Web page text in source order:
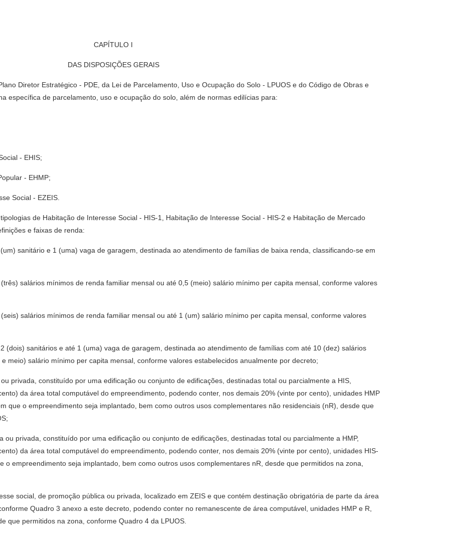
CAPÍTULO I
DAS DISPOSIÇÕES GERAIS
Diretor Estratégico - PDE, da Lei de Parcelamento, Uso e Ocupação do Solo - LPUOS e do Código de Obras e
específica de parcelamento, uso e ocupação do solo, além de normas edilícias para:
- EHIS;
- EHMP;
Social - EZEIS.
de Habitação de Interesse Social - HIS-1, Habitação de Interesse Social - HIS-2 e Habitação de Mercado
e faixas de renda:
sanitário e 1 (uma) vaga de garagem, destinada ao atendimento de famílias de baixa renda, classificando-se em
salários mínimos de renda familiar mensal ou até 0,5 (meio) salário mínimo per capita mensal, conforme valores
salários mínimos de renda familiar mensal ou até 1 (um) salário mínimo per capita mensal, conforme valores
(dois) sanitários e até 1 (uma) vaga de garagem, destinada ao atendimento de famílias com até 10 (dez) salários
meio) salário mínimo per capita mensal, conforme valores estabelecidos anualmente por decreto;
privada, constituído por uma edificação ou conjunto de edificações, destinadas total ou parcialmente a HIS,
da área total computável do empreendimento, podendo conter, nos demais 20% (vinte por cento), unidades HMP
que o empreendimento seja implantado, bem como outros usos complementares não residenciais (nR), desde que
ou privada, constituído por uma edificação ou conjunto de edificações, destinadas total ou parcialmente a HMP,
da área total computável do empreendimento, podendo conter, nos demais 20% (vinte por cento), unidades HIS-
o empreendimento seja implantado, bem como outros usos complementares nR, desde que permitidos na zona,
social, de promoção pública ou privada, localizado em ZEIS e que contém destinação obrigatória de parte da área
Quadro 3 anexo a este decreto, podendo conter no remanescente de área computável, unidades HMP e R,
que permitidos na zona, conforme Quadro 4 da LPUOS.